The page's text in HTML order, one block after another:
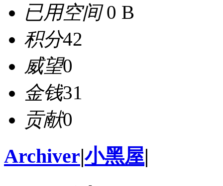
已用空间0 B
积分42
威望0
金钱31
贡献0
Archiver|小黑屋|